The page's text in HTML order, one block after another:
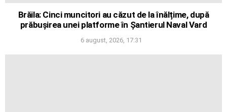
Brăila: Cinci muncitori au căzut de la înălțime, după
prăbușirea unei platforme în Șantierul Naval Vard
6 august, 2026, 17:31